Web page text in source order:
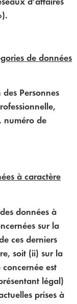
d’affaires
de données
Personnes
numéro de
à caractère
données à
sur la
ces derniers
soit (ii) sur la
est
légal)
prises à